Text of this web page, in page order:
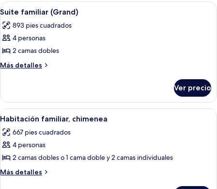
Abrir
todas
las
fotos
de
Suite
Una sala de estar con un sofá, una
10
Suite familiar (Grand)
893 pies cuadrados
4 personas
2 camas dobles
Más detalles
Más
familiar
(Grand)
Ver precio
Abrir
todas
las
fotos
de
Habitación
Una habitación con dos camas, un
7
Habitación familiar, chimenea
667 pies cuadrados
4 personas
2 camas dobles o 1 cama doble y 2 camas individuales
Más detalles
Más